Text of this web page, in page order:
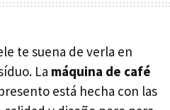
te suena de verla en
La máquina de café
está hecha con las